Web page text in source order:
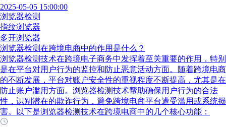
2025-05-05 15:00:00
浏览器检测
指纹浏览器
多开浏览器
浏览器检测在跨境电商中的作用是什么？
浏览器检测技术在跨境电子商务中发挥着至关重要的作用，特别
是在平台对用户行为的监控和防止恶意活动方面。随着跨境电商
的不断发展，平台对账户安全性的重视程度不断提高，尤其是在
防止账户滥用方面。浏览器检测技术帮助确保用户行为的合法
性，识别潜在的欺诈行为，避免跨境电商平台遭受滥用或系统损
害。以下是浏览器检测技术在跨境电商中的几个核心功能：